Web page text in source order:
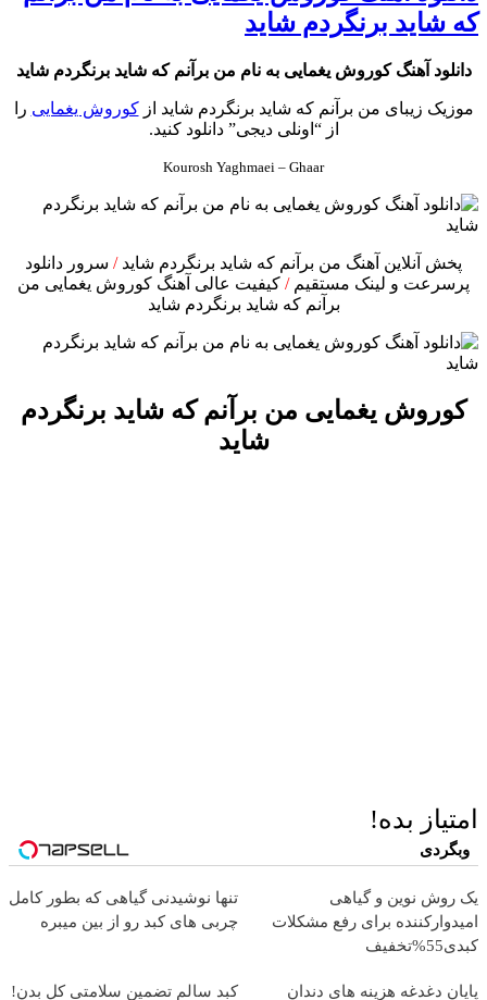
که شاید برنگردم شاید
دانلود آهنگ کوروش یغمایی به نام من برآنم که شاید برنگردم شاید
موزیک زیبای من برآنم که شاید برنگردم شاید ازکوروش یغمایی را
از “اونلی دیجی” دانلود کنید.
Kourosh Yaghmaei – Ghaar
پخش آنلاین آهنگ من برآنم که شاید برنگردم شاید/ سرور دانلود
پرسرعت و لینک مستقیم/ کیفیت عالی آهنگ کوروش یغمایی من
برآنم که شاید برنگردم شاید
کوروش یغمایی من برآنم که شاید برنگردم
شاید
امتیاز بده!
وبگردی
یک روش نوین و گیاهی
امیدوارکننده برای رفع مشکلات
کبدی55%تخفیف
تنها نوشیدنی گیاهی که بطور کامل
چربی های کبد رو از بین میبره
پایان دغدغه هزینه های دندان کبد سالم تضمین سلامتی کل بدن!